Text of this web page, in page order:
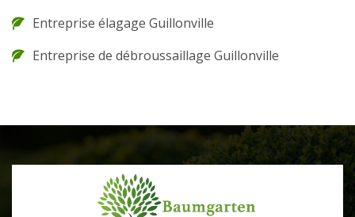
Entreprise élagage Guillonville
Entreprise de débroussaillage Guillonville